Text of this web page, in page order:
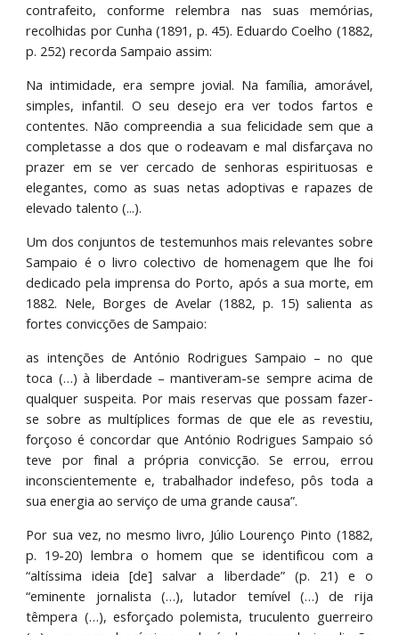
contrafeito, conforme relembra nas suas memórias,
recolhidas por Cunha (1891, p. 45). Eduardo Coelho (1882,
p. 252) recorda Sampaio assim:
Na intimidade, era sempre jovial. Na família, amorável,
simples, infantil. O seu desejo era ver todos fartos e
contentes. Não compreendia a sua felicidade sem que a
completasse a dos que o rodeavam e mal disfarçava no
prazer em se ver cercado de senhoras espirituosas e
elegantes, como as suas netas adoptivas e rapazes de
elevado talento (...).
Um dos conjuntos de testemunhos mais relevantes sobre
Sampaio é o livro colectivo de homenagem que lhe foi
dedicado pela imprensa do Porto, após a sua morte, em
1882. Nele, Borges de Avelar (1882, p. 15) salienta as
fortes convicções de Sampaio:
as intenções de António Rodrigues Sampaio – no que
toca (…) à liberdade – mantiveram-se sempre acima de
qualquer suspeita. Por mais reservas que possam fazer-
se sobre as multíplices formas de que ele as revestiu,
forçoso é concordar que António Rodrigues Sampaio só
teve por final a própria convicção. Se errou, errou
inconscientemente e, trabalhador indefeso, pôs toda a
sua energia ao serviço de uma grande causa”.
Por sua vez, no mesmo livro, Júlio Lourenço Pinto (1882,
p. 19-20) lembra o homem que se identificou com a
“altíssima ideia [de] salvar a liberdade” (p. 21) e o
“eminente jornalista (…), lutador temível (…) de rija
têmpera (…), esforçado polemista, truculento guerreiro